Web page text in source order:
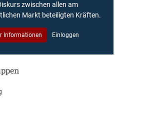
zwischen allen am
Markt beteiligten Kräften.
Informationen Einloggen